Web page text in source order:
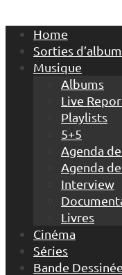
Home
Sorties
Musique
Albums
Live
Playlists
5+5
Agenda
Agenda
Interview
Livres
Cinéma
Séries
Bande Dessinée